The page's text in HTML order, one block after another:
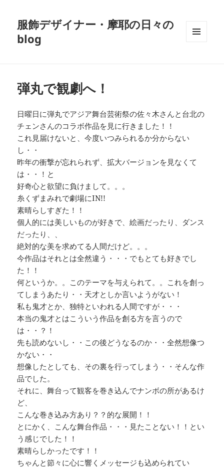
服飾デザイナー・摩耶の日々の
blog
弾丸で観劇へ！
日曜日に弾丸でアジア舞台芸術祭の佐々木さんと台北の
チェンさんのコラボ作品を見に行きました！！
これ見届けないと、今度いつみられるか分からない
し・・
昨年の衝撃が忘れられず、拡大バージョンを見なくて
は・・！と
好奇心と欲望に負けまして。。。
糸くずまみれで劇場にIN!!
素晴らしすぎた！！
個人的には美しいものが好きで、絵画だったり、ダンス
だったり、、
絶対的な美を求めてる人間だけど。。。
今作品はそれとは全然違う・・・でもとても好きでし
た！！
何というか。。このテーマを与えられて。。これを創っ
てしまうあたり・・天才としか言いようがない！
私も鬼才とか、独特といわれる人間ですが・・・
本当の鬼才とはこういう作品を創る方を言うので
は・・？！
先も読めないし・・この後どうなるのか・・全然想像つ
かない・・
想像したとしても、その裏を行ってしまう・・そんな作
品でした。
それに、舞台って観客を巻き込んでナンボの所があるけ
ど、
こんな巻き込み方あり？？的な展開！！
とにかく、こんな舞台作品・・・見たことない！！とい
う感じでした！！
素晴らしかったです！！
ちゃんと節々に心に響くメッセージも込められてい